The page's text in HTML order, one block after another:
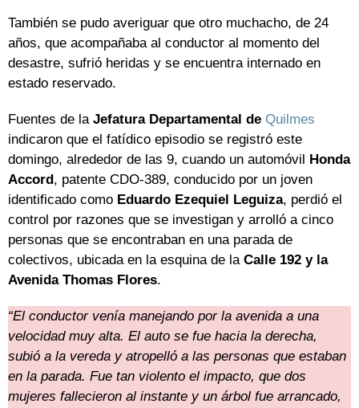
También se pudo averiguar que otro muchacho, de 24
años, que acompañaba al conductor al momento del
desastre, sufrió heridas y se encuentra internado en
estado reservado.
Fuentes de la Jefatura Departamental de Quilmes
indicaron que el fatídico episodio se registró este
domingo, alrededor de las 9, cuando un automóvil Honda
Accord, patente CDO-389, conducido por un joven
identificado como Eduardo Ezequiel Leguiza, perdió el
control por razones que se investigan y arrolló a cinco
personas que se encontraban en una parada de
colectivos, ubicada en la esquina de la Calle 192 y la
Avenida Thomas Flores.
“El conductor venía manejando por la avenida a una
velocidad muy alta. El auto se fue hacia la derecha,
subió a la vereda y atropelló a las personas que estaban
en la parada. Fue tan violento el impacto, que dos
mujeres fallecieron al instante y un árbol fue arrancado,